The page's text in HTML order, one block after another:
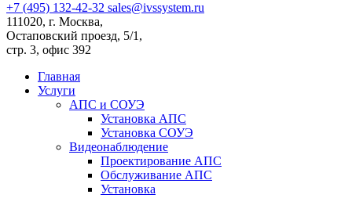
+7 (495) 132-42-32 sales@ivssystem.ru
111020, г. Москва,
Остаповский проезд, 5/1,
стр. 3, офис 392
Главная
Услуги
АПС и СОУЭ
Установка АПС
Установка СОУЭ
Видеонаблюдение
Проектирование АПС
Обслуживание АПС
Установка